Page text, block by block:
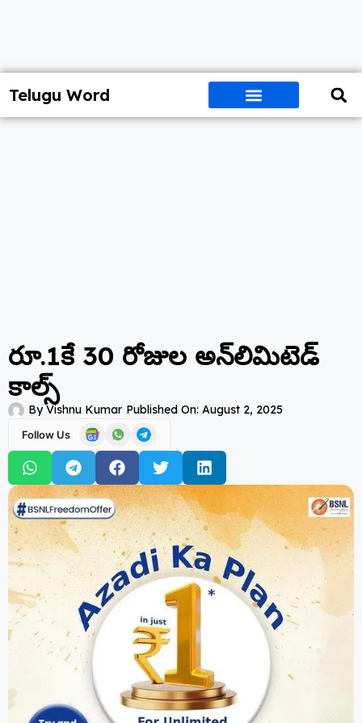
Telugu Word
రూ.1కే 30 రోజుల అన్‌లిమిటెడ్‌
కాల్స్‌
ByVishnu Kumar Published On: August 2, 2025
Follow Us